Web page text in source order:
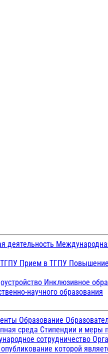
деятельность
Прием в ТГПУ
Инклюзивное
научного образования
Образование
среда Стипендии и меры
сотрудничество
которой